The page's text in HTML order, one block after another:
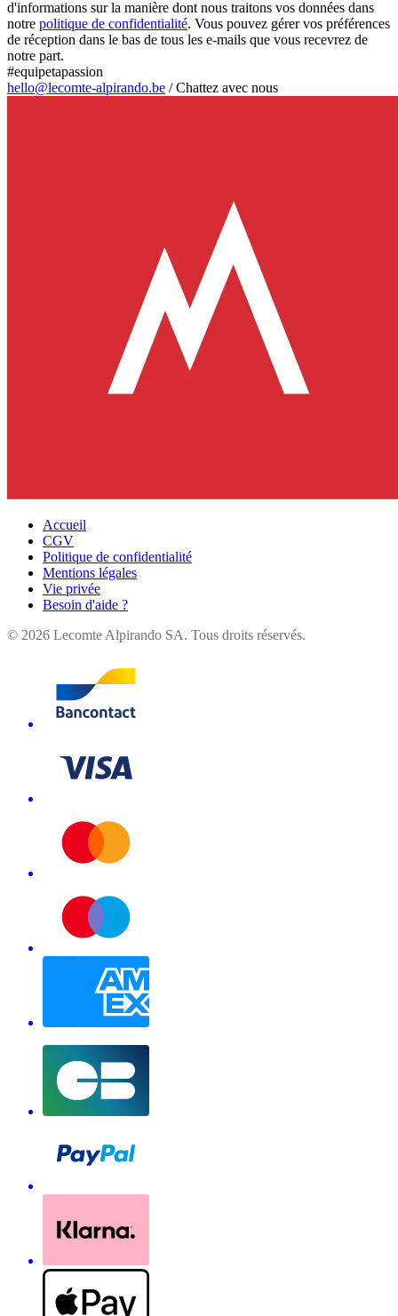
d'informations sur la manière dont nous traitons vos données dans
notre politique de confidentialité. Vous pouvez gérer vos préférences
de réception dans le bas de tous les e-mails que vous recevrez de
notre part.
#equipetapassion
hello@lecomte-alpirando.be /Chattez avec nous
Accueil
CGV
Politique de confidentialité
Mentions légales
Vie privée
Besoin d'aide ?
© 2026 Lecomte Alpirando SA. Tous droits réservés.